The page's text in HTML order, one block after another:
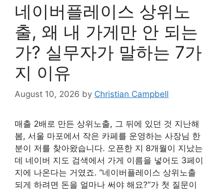
네이버플레이스 상위노
출, 왜 내 가게만 안 되는
가? 실무자가 말하는 7가
지 이유
August 10, 2026 by Christian Campbell
매출 2배로 만든 상위노출, 그 뒤에 있던 것 지난해
봄, 서울 마포에서 작은 카페를 운영하는 사장님 한
분이 저를 찾아왔습니다. 오픈한 지 8개월이 지났는
데 네이버 지도 검색에서 가게 이름을 넣어도 3페이
지에 나온다는 거였죠. “네이버플레이스 상위노출
되게 하려면 돈을 얼마나 써야 해요?”가 첫 질문이